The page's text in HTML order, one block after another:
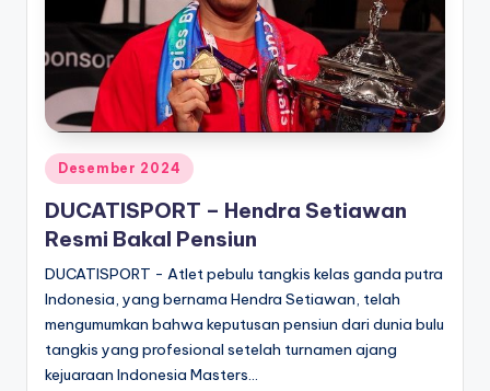
Posted
in
Desember 2024
DUCATISPORT – Hendra Setiawan
Resmi Bakal Pensiun
DUCATISPORT - Atlet pebulu tangkis kelas ganda putra
Indonesia, yang bernama Hendra Setiawan, telah
mengumumkan bahwa keputusan pensiun dari dunia bulu
tangkis yang profesional setelah turnamen ajang
kejuaraan Indonesia Masters…